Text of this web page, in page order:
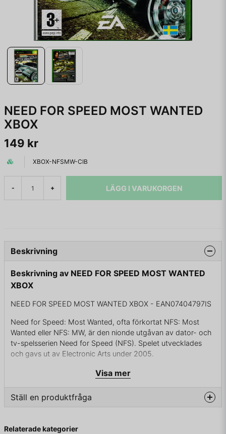
NEED FOR SPEED MOST WANTED
XBOX
149 kr
XBOX-NFSMW-CIB
- + LÄGG I VARUKORGEN
Beskrivning
Beskrivning av NEED FOR SPEED MOST WANTED
XBOX
NEED FOR SPEED MOST WANTED XBOX - EAN07404797IS
Need for Speed: Most Wanted, ofta förkortat NFS: Most
Wanted eller NFS: MW, är den nionde utgåvan av dator- och
tv-spelsserien Need for Speed (NFS). Spelet utvecklades
och gavs ut av Electronic Arts under 2005.
Spelet återinför Polisjakt-läget utformat av spelets street
introducerat i Need for Speed: Underground-serien.
Uppföljaren till detta spel är Need for Speed: Carbon (2006)
Most Wanted gavs ut till Microsoft Windows, Playstation 2,
Visa mer
Ställ en produktfråga
Fråga oss något om denna produkten...
Relaterade kategorier